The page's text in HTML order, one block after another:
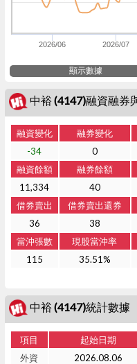
2026/06 2026/07
顯示數據
中裕 (4147)融資融券
融資變化 融券變化
-34
0
融資餘額
融券餘額
11,334
40
借券賣出
借券賣出還券
36
38
當沖張數
現股當沖率
115
35.51%
中裕 (4147)統計數據
項目 起始日期
外資
2026.08.06